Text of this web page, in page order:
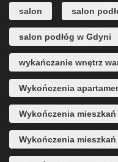
salon salon
salon podłóg w Gdyni
wykańczanie wnętrz
Wykończenia
Wykończenia
Wykończenia mieszkań